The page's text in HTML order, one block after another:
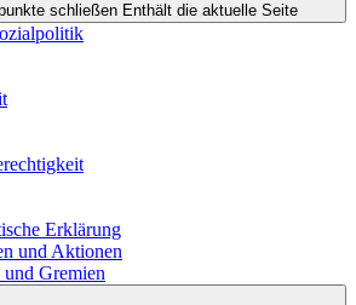
schließen Enthält die aktuelle Seite
Erklärung
und Aktionen
Gremien